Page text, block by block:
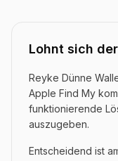
Lohnt sich
Reyke Dünne
Apple Find My
funktionierende
auszugeben.
Entscheidend ist